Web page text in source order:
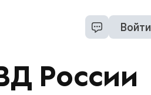
Войти
России